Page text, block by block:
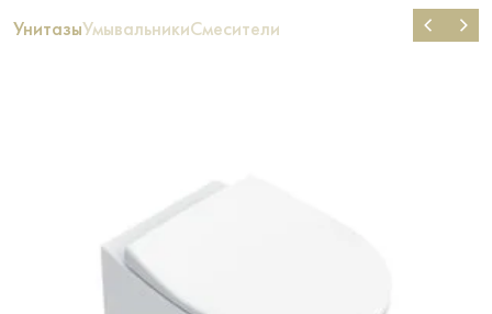
УнитазыУмывальникиСмесители